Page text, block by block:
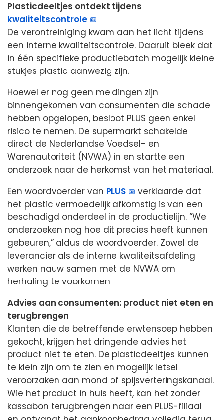
Plasticdeeltjes ontdekt tijdens
kwaliteitscontrole
De verontreiniging kwam aan het licht tijdens
een interne kwaliteitscontrole. Daaruit bleek dat
in één specifieke productiebatch mogelijk kleine
stukjes plastic aanwezig zijn.
Hoewel er nog geen meldingen zijn
binnengekomen van consumenten die schade
hebben opgelopen, besloot PLUS geen enkel
risico te nemen. De supermarkt schakelde
direct de Nederlandse Voedsel- en
Warenautoriteit (NVWA) in en startte een
onderzoek naar de herkomst van het materiaal.
Een woordvoerder van PLUS
verklaarde dat
het plastic vermoedelijk afkomstig is van een
beschadigd onderdeel in de productielijn. “We
onderzoeken nog hoe dit precies heeft kunnen
gebeuren,” aldus de woordvoerder. Zowel de
leverancier als de interne kwaliteitsafdeling
werken nauw samen met de NVWA om
herhaling te voorkomen.
Advies aan consumenten: product niet eten en
terugbrengen
Klanten die de betreffende erwtensoep hebben
gekocht, krijgen het dringende advies het
product niet te eten. De plasticdeeltjes kunnen
te klein zijn om te zien en mogelijk letsel
veroorzaken aan mond of spijsverteringskanaal.
Wie het product in huis heeft, kan het zonder
kassabon terugbrengen naar een PLUS-filiaal